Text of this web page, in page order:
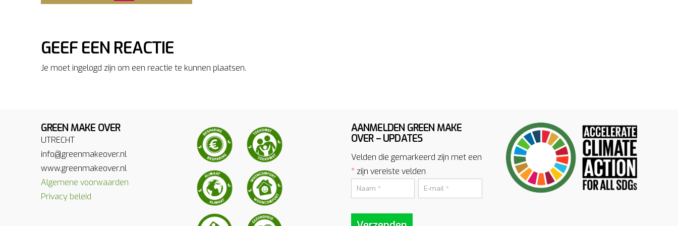
GEEF EEN REACTIE
Je moet ingelogd zijn om een reactie te kunnen plaatsen.
GREEN MAKE OVER
UTRECHT
info@greenmakeover.nl
www.greenmakeover.nl
Algemene voorwaarden
Privacy beleid
AANMELDEN GREEN MAKE
OVER – UPDATES
Velden die gemarkeerd zijn met een
*zijn vereiste velden